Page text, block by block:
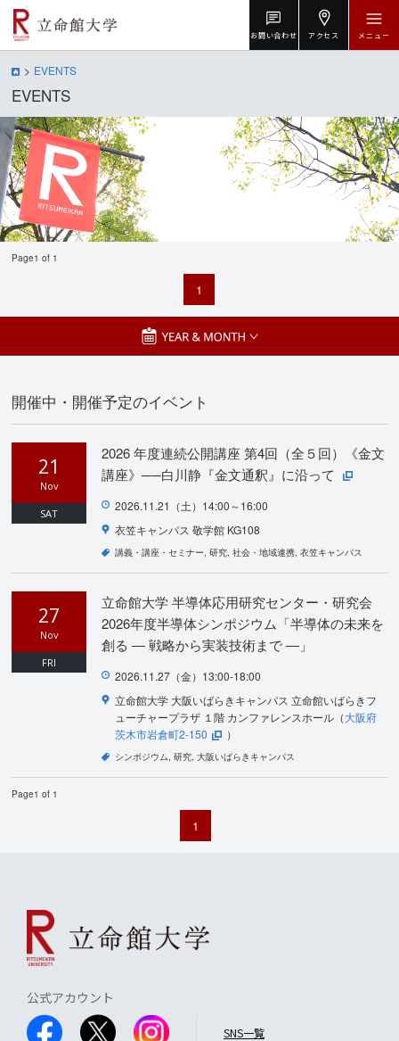
お問い合わせ アクセス メニュー
EVENTS
EVENTS
Page1 of 1
1
開催中・開催予定のイベント
21
Nov
SAT
2026 年度連続公開講座 第4回（全５回）《金文
講座》──白川静『金文通釈』に沿って
2026.11.21（土）14:00～16:00
衣笠キャンパス 敬学館 KG108
講義・講座・セミナー 研究 社会・地域連携 衣笠キャンパス
27
Nov
FRI
立命館大学 半導体応用研究センター・研究会
2026年度半導体シンポジウム「半導体の未来を
創る ― 戦略から実装技術まで ―」
2026.11.27（金）13:00-18:00
立命館大学 大阪いばらきキャンパス 立命館いばらきフ
ューチャープラザ １階 カンファレンスホール（大阪府
茨木市岩倉町2-150
）
シンポジウム 研究 大阪いばらきキャンパス
Page1 of 1
1
公式アカウント
SNS一覧